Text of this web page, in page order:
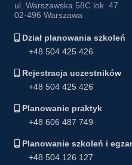
ul. Warszawska 58C lok. 47
02-496 Warszawa
Dział planowania szkoleń
+48 504 425 426
Rejestracja uczestników
+48 504 425 426
Planowanie praktyk
+48 606 487 749
Planowanie szkoleń i
+48 504 126 127